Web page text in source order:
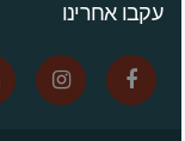
עקבו אחרינו